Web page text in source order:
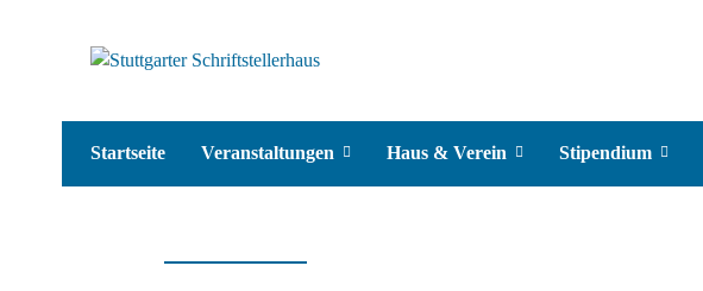
Startseite Veranstaltungen Haus & Verein Stipendium